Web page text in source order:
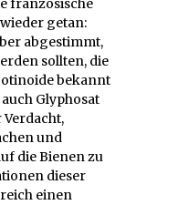
französische
getan:
abgestimmt,
sollten, die
bekannt
Glyphosat
und
die Bienen zu
dieser
einen